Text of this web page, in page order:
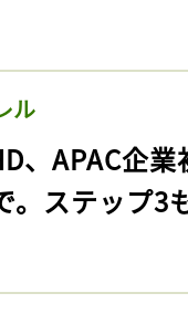
ル
、APAC企
。ステップ3